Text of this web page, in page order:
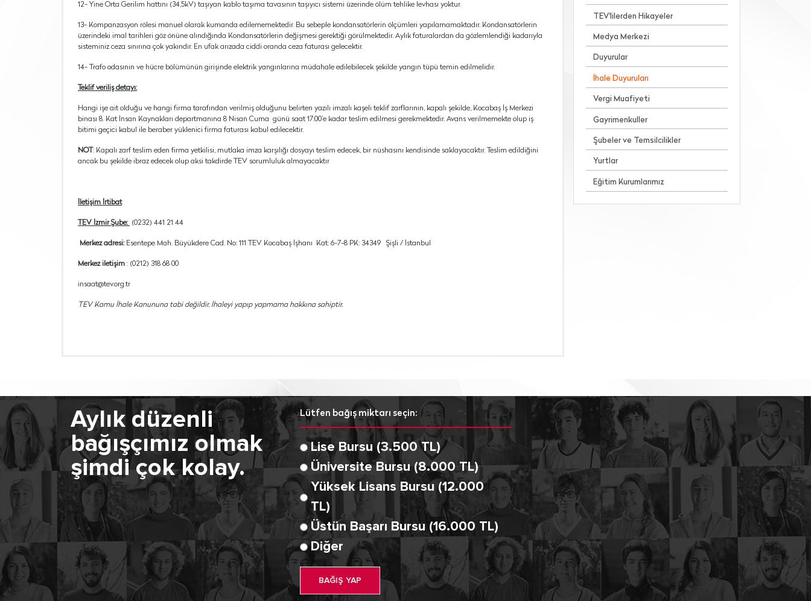
12- Yine Orta Gerilim hattını (34,5kV) taşıyan kablo taşıma tavasının taşıyıcı sistemi üzerinde ölüm tehlike levhası yoktur.
13- Kompanzasyon rölesi manuel olarak kumanda edilememektedir. Bu sebeple kondansatörlerin ölçümleri yapılamamaktadır. Kondansatörlerin
üzerindeki imal tarihleri göz önüne alındığında Kondansatörlerin değişmesi gerektiği görülmektedir. Aylık faturalardan da gözlemlendiği kadarıyla
sisteminiz ceza sınırına çok yakındır. En ufak arızada ciddi oranda ceza faturası gelecektir.
14- Trafo odasının ve hücre bölümünün girişinde elektrik yangınlarına müdahale edilebilecek şekilde yangın tüpü temin edilmelidir.
Teklif veriliş detayı:
Hangi işe ait olduğu ve hangi firma tarafından verilmiş olduğunu belirten yazılı imzalı kaşeli teklif zarflarının, kapalı şekilde, Kocabaş İş Merkezi
binası 8. Kat İnsan Kaynakları departmanına 8 Nisan Cuma günü saat 17:00’e kadar teslim edilmesi gerekmektedir. Avans verilmemekte olup iş
bitimi geçici kabul ile beraber yüklenici firma faturası kabul edilecektir.
NOT : Kapalı zarf teslim eden firma yetkilisi, mutlaka imza karşılığı dosyayı teslim edecek, bir nüshasını kendisinde saklayacaktır. Teslim edildiğini
ancak bu şekilde ibraz edecek olup aksi takdirde TEV sorumluluk almayacaktır
İletişim İrtibat
TEV İzmir Şube: (0232) 441 21 44
Merkez adresi:Esentepe Mah. Büyükdere Cad. No: 111 TEV Kocabaş İşhanı Kat: 6-7-8 PK: 34349 Şişli / İstanbul
Merkez iletişim : (0212) 318 68 00
insaat@tev.org.tr
TEV Kamu İhale Kanununa tabi değildir. İhaleyi yapıp yapmama hakkına sahiptir.
TEV'lilerden Hikayeler
Medya Merkezi
Duyurular
İhale Duyuruları
Vergi Muafiyeti
Gayrimenkuller
Şubeler ve Temsilcilikler
Yurtlar
Eğitim Kurumlarımız
Aylık düzenli
bağışçımız olmak
şimdi çok kolay.
Lütfen bağış miktarı seçin:
Lise Bursu (3.500 TL)
Üniversite Bursu (8.000 TL)
Yüksek Lisans Bursu (12.000
TL)
Üstün Başarı Bursu (16.000 TL)
Diğer
BAĞIŞ YAP